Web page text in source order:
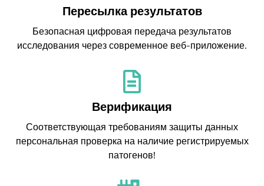
Пересылка результатов
Безопасная цифровая передача результатов
исследования через современное веб-приложение.
Верификация
Соответствующая требованиям защиты данных
персональная проверка на наличие регистрируемых
патогенов!